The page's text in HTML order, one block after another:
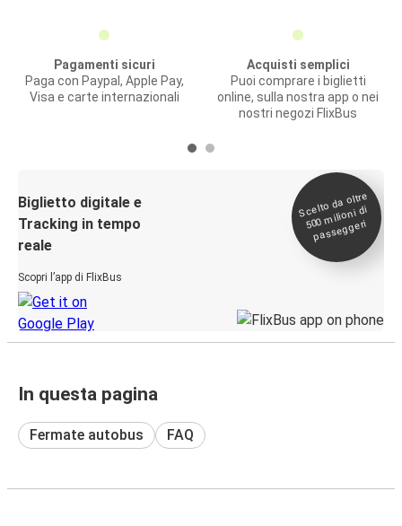
Pagamenti sicuri
Paga con Paypal, Apple Pay,
Visa e carte internazionali
Acquisti semplici
Puoi comprare i biglietti
online, sulla nostra app o nei
nostri negozi FlixBus
Biglietto digitale e
Tracking in tempo
reale
Scopri l’app di FlixBus
Scelto da oltre
500
milioni di
passeggeri
In questa pagina
Fermate autobus FAQ